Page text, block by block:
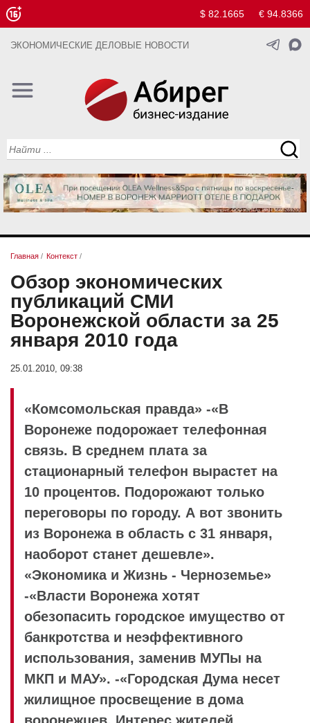
$ 82.1665 € 94.8366
ЭКОНОМИЧЕСКИЕ ДЕЛОВЫЕ НОВОСТИ
Главная / Контекст /
Обзор экономических
публикаций СМИ
Воронежской области за 25
января 2010 года
25.01.2010, 09:38
«Комсомольская правда» -«В
Воронеже подорожает телефонная
связь. В среднем плата за
стационарный телефон вырастет на
10 процентов. Подорожают только
переговоры по городу. А вот звонить
из Воронежа в область с 31 января,
наоборот станет дешевле».
«Экономика и Жизнь - Черноземье»
-«Власти Воронежа хотят
обезопасить городское имущество от
банкротства и неэффективного
использования, заменив МУПы на
МКП и МАУ». -«Городская Дума несет
жилищное просвещение в дома